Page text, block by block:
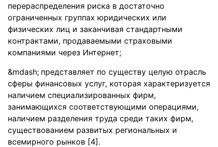
перераспределения риска в достаточно
ограниченных группах юридических или
физических лиц и заканчивая стандартными
контрактами, продаваемыми страховыми
компаниями через Интернет;
представляет по существу целую отрасль
сферы финансовых услуг, которая характеризуется
наличием специализированных фирм,
занимающихся соответствующими операциями,
наличием разделения труда среди таких фирм,
существованием развитых региональных и
всемирного рынков [4].